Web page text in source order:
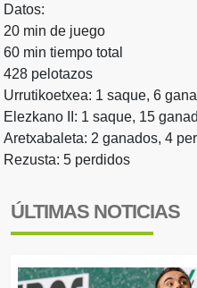
Datos:
20 min de juego
60 min tiempo total
428 pelotazos
Urrutikoetxea: 1 saque, 6
Elezkano II: 1 saque, 15
Aretxabaleta: 2 ganados, 4
Rezusta: 5 perdidos
ÚLTIMAS NOTICIAS